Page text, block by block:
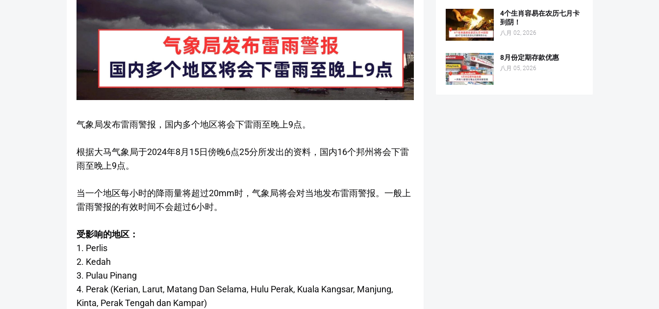
气象局发布雷雨警报，国内多个地区将会下雷雨至晚上9点。
根据大马气象局于2024年8月15日傍晚6点25分所发出的资料，国内16个邦州将会下雷
雨至晚上9点。
当一个地区每小时的降雨量将超过20mm时，气象局将会对当地发布雷雨警报。一般上
雷雨警报的有效时间不会超过6小时。
受影响的地区：
1. Perlis
2. Kedah
3. Pulau Pinang
4. Perak (Kerian, Larut, Matang Dan Selama, Hulu Perak, Kuala Kangsar, Manjung,
Kinta, Perak Tengah dan Kampar)
4个生肖容易在农历七月卡
到阴！
八月 02, 2026
8月份定期存款优惠
八月 05, 2026